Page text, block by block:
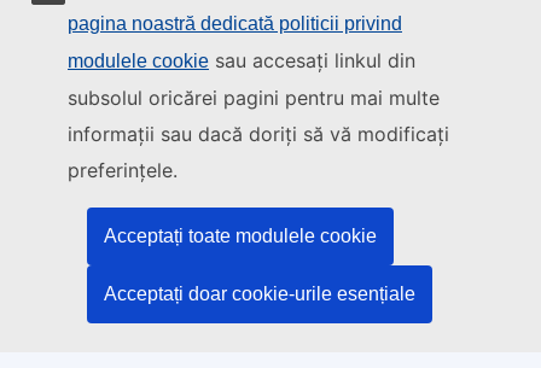
pagina noastră dedicată politicii privind
modulele cookie sau accesați linkul din
subsolul oricărei pagini pentru mai multe
informații sau dacă doriți să vă modificați
preferințele.
Acceptați toate modulele cookie
Acceptați doar cookie-urile esențiale